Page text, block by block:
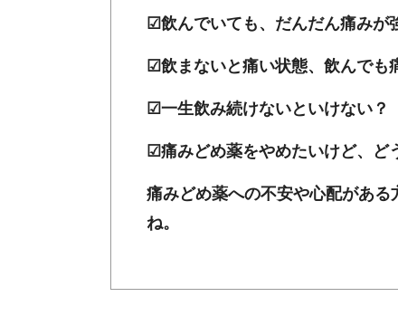
☑飲んでいても、だんだん痛みが
☑飲まないと痛い状態、飲んでも
☑一生飲み続けないといけない？
☑痛みどめ薬をやめたいけど、ど
痛みどめ薬への不安や心配があ
ね。